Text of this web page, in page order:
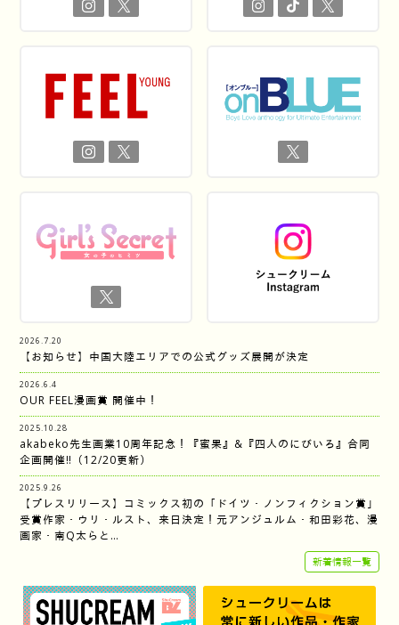
2026.7.20
【お知らせ】中国大陸エリアでの公式グッズ展開が決定
2026.6.4
OUR FEEL漫画賞 開催中！
2025.10.28
akabeko先生画業10周年記念！『蜜果』&『四人のにびいろ』合同
企画開催‼︎（12/20更新）
2025.9.26
【プレスリリース】コミックス初の「ドイツ・ノンフィクション賞」
受賞作家・ウリ・ルスト、来日決定！元アンジュルム・和田彩花、漫
画家・南Q太らと…
新着情報一覧